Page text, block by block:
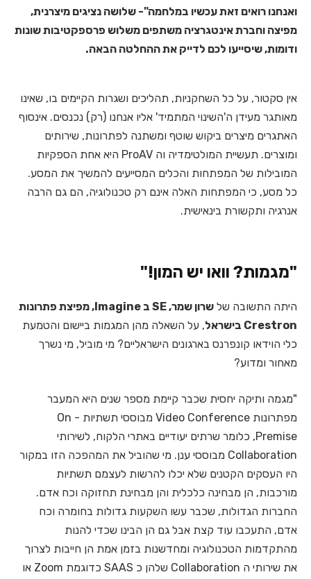
ואנחנו רואים זאת עכשיו במלחמה"- שלושה נציגים מיצרנית,
מפיצה וחברת אינטגרציה משתפים משלוש פרספקטיבות שונות
ודומות, שיסייעו לכם לדייק את ההחלטה הבאה.
אין סקטור, על כל השחקניות, תהליכים ושגרות הקיימים בו, שאינו
מאותגר מעידן ה'השינוי המתמיד' אליו אנחנו (רק) נכנסים. אינסוף
האתגרים מיצרים ביקוש שוטף ומשתנה לפתרונות, שירותים
ומוצרים. תעשיית המולטימדיה וה ProAV היא אחת הספקיות
המובילות של המפתחות והכלים המסייעים להמשיך את המסע.
כל מסע, כי המפתחות האלה אינם רק טכנולוגיה, הם גם הרבה
אנרגיה ותקשורת בינאישית.
"מגמות? וואו יש המון!"
היתה התשובה של
שרון שמר, SE ב Imagine, מפיצת פתרונות
Crestron בישראל
, על השאלה מהן המגמות ביישום והטמעת
כלי הוידאו קונפרנס בארגונים הישראליים? מי מוביל, מי נשרך
מאחור ומדוע?
"מגמה ותיקה יחסית שכבר קיימת מספר שנים היא המעבר
מפתרונות Video Conference מבוססי תשתיות On -
Premise, כלומר שרתים יעודיים באתרי הלקוח, לשירותי
Collaboration מבוססי ענן. מי שהוביל את המהפכה הזו במקור
היו העסקים הקטנים שלא יכלו להרשות לעצמם תשתיות
מורכבות, הן מבחינה כלכלית והן מבחינת תחזוקה וכח אדם.
החברות הגדולות, שכבר עשו השקעות גדולות בחומרה וכח
אדם, התעכבו עוד קצת אבל גם הן הבינו שכדי להנות
מהתקדמות הטכנולוגיה ומחדשנות בזמן אמת הן חייבות לצרוך
את שירותי ה Collaboration שלהן כ SAAS כדוגמת Zoom או